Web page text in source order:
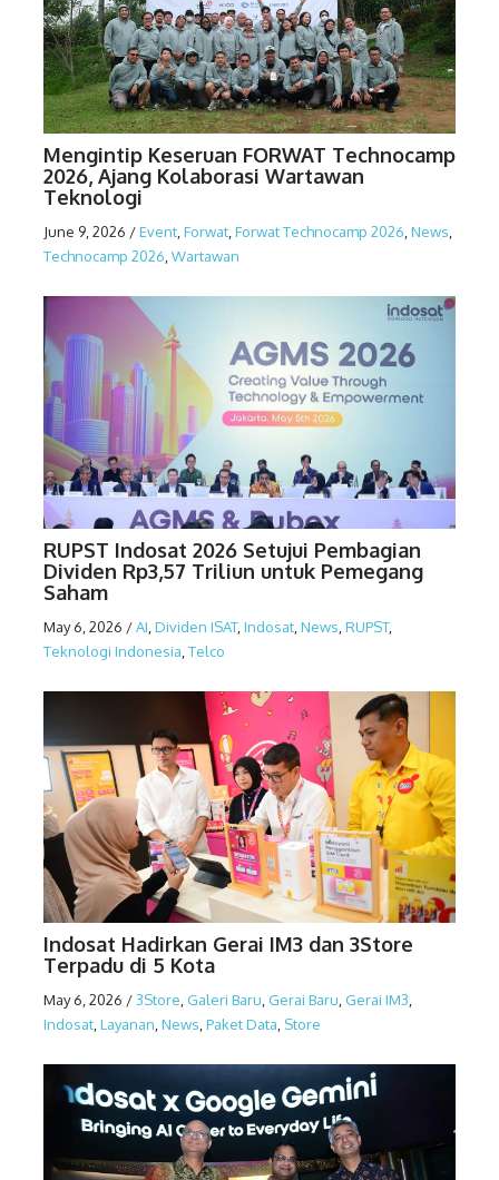
Mengintip Keseruan FORWAT Technocamp
2026, Ajang Kolaborasi Wartawan
Teknologi
June 9, 2026 /Event Forwat Forwat Technocamp 2026 News
Technocamp 2026 Wartawan
RUPST Indosat 2026 Setujui Pembagian
Dividen Rp3,57 Triliun untuk Pemegang
Saham
May 6, 2026 /AI Dividen ISAT, Indosat News RUPST,
Teknologi Indonesia Telco
Indosat Hadirkan Gerai IM3 dan 3Store
Terpadu di 5 Kota
May 6, 2026 /3Store Galeri Baru Gerai Baru Gerai IM3
Indosat Layanan News Paket Data Store